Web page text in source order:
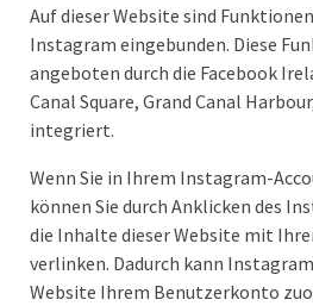
Auf dieser Website sind
Instagram eingebunden. Diese
angeboten durch die Facebook
Canal Square, Grand Canal
integriert.
Wenn Sie in Ihrem Instagram-
können Sie durch Anklicken des
die Inhalte dieser Website mit
verlinken. Dadurch kann
Website Ihrem Benutzerkonto